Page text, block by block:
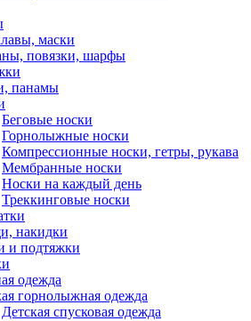
маски
повязки, шарфы
панамы
Беговые носки
Горнолыжные носки
Компрессионные носки, гетры, рукава
Мембранные носки
Носки на каждый день
Треккинговые носки
накидки
и подтяжки
одежда
горнолыжная одежда
Детская спусковая одежда